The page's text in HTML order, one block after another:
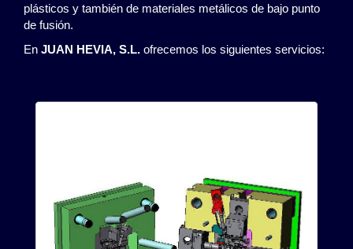
plásticos y también de materiales metálicos de bajo punto
de fusión.
En JUAN HEVIA, S.L. ofrecemos los siguientes servicios: